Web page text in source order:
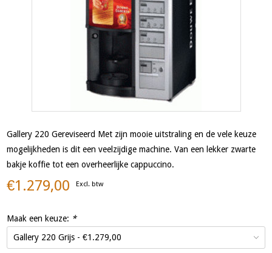
Gallery 220 Gereviseerd Met zijn mooie uitstraling en de vele keuze
mogelijkheden is dit een veelzijdige machine. Van een lekker zwarte
bakje koffie tot een overheerlijke cappuccino.
€1.279,00 Excl. btw
Maak een keuze: *